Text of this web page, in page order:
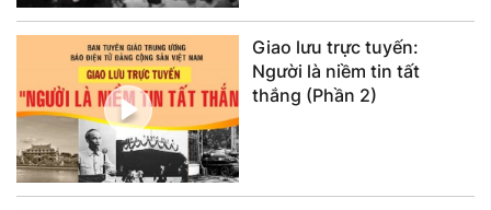
Giao lưu trực tuyến:
Người là niềm tin tất
thắng (Phần 2)